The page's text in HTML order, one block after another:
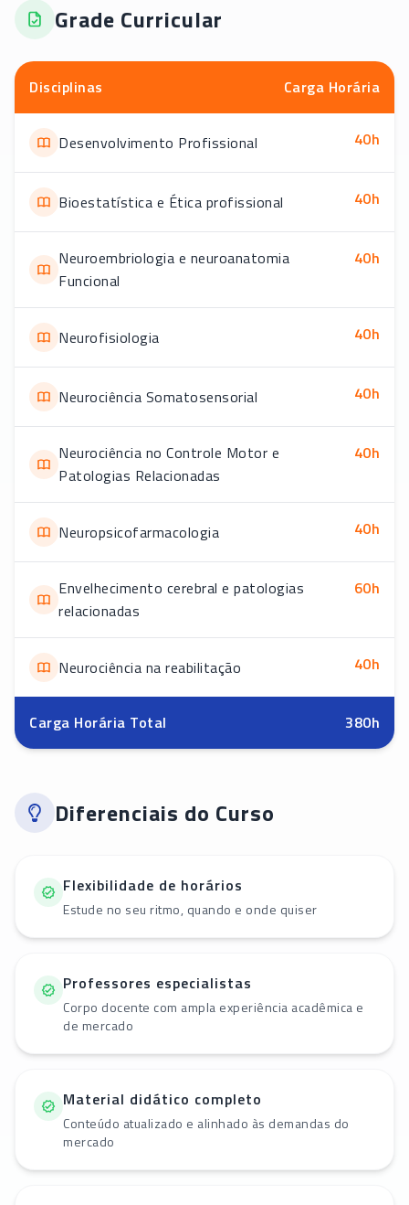
Grade Curricular
Disciplinas Carga Horária
Desenvolvimento Profissional 40h
Bioestatística e Ética profissional 40h
Neuroembriologia e neuroanatomia
Funcional
40h
Neurofisiologia 40h
Neurociência Somatosensorial 40h
Neurociência no Controle Motor e
Patologias Relacionadas
40h
Neuropsicofarmacologia 40h
Envelhecimento cerebral e patologias
relacionadas
60h
Neurociência na reabilitação 40h
Carga Horária Total 380h
Diferenciais do Curso
Flexibilidade de horários
Estude no seu ritmo, quando e onde quiser
Professores especialistas
Corpo docente com ampla experiência acadêmica e
de mercado
Material didático completo
Conteúdo atualizado e alinhado às demandas do
mercado